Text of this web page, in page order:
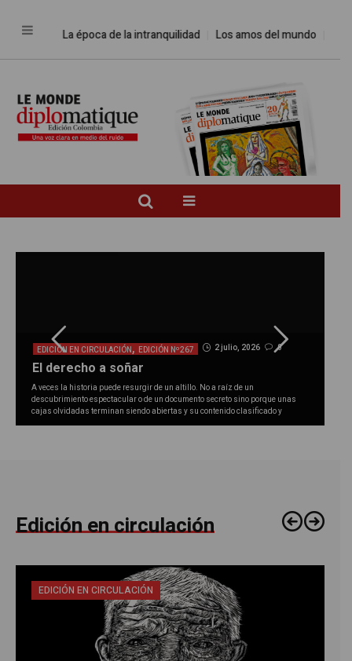
La época de la intranquilidad Los amos del mundo
EDICIÓN EN CIRCULACIÓN,EDICIÓN Nº267 2 julio, 2026 0
El derecho a soñar
A veces la historia puede resurgir de un altillo. No a raíz de un
descubrimiento espectacular o de un documento secreto sino porque unas
cajas olvidadas terminan siendo abiertas y su contenido clasificado y
Edición en circulación
EDICIÓN EN CIRCULACIÓN